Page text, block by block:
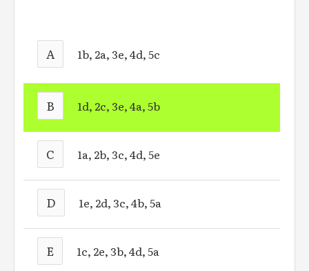
A 1b, 2a, 3e, 4d, 5c
B 1d, 2c, 3e, 4a, 5b
C 1a, 2b, 3c, 4d, 5e
D 1e, 2d, 3c, 4b, 5a
E 1c, 2e, 3b, 4d, 5a